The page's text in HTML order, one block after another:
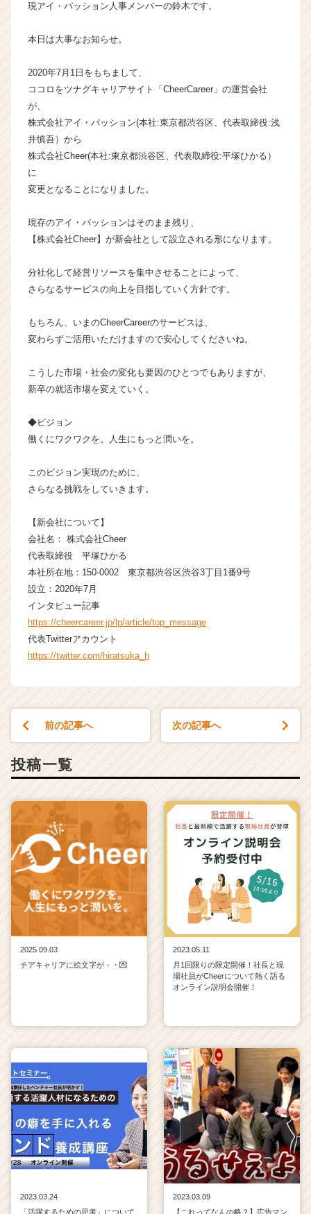
ー・
長
業
か
カ
ト
届
サ
ト
チ
キ
リ
（C
h
r
r
e
現アイ・パッション人事メンバーの鈴木です。
本日は大事なお知らせ。
2020年7月1日をもちまして、
ココロをツナグキャリアサイト「CheerCareer」の運営会社
が、
株式会社アイ・パッション(本社:東京都渋谷区、代表取締役:浅
井慎吾）から
株式会社Cheer(本社:東京都渋谷区、代表取締役:平塚ひかる）
に
変更となることになりました。
現存のアイ・パッションはそのまま残り、
【株式会社Cheer】が新会社として設立される形になります。
分社化して経営リソースを集中させることによって、
さらなるサービスの向上を目指していく方針です。
もちろん、いまのCheerCareerのサービスは、
変わらずご活用いただけますので安心してくださいね。
こうした市場・社会の変化も要因のひとつでもありますが、
新卒の就活市場を変えていく。
◆ビジョン
働くにワクワクを。人生にもっと潤いを。
このビジョン実現のために、
さらなる挑戦をしていきます。
【新会社について】
会社名： 株式会社Cheer
代表取締役 平塚ひかる
本社所在地：150-0002 東京都渋谷区渋谷3丁目1番9号
設立：2020年7月
インタビュー記事
https://cheercareer.jp/lp/article/top_message
代表Twitterアカウント
https://twitter.com/hiratsuka_h
前の記事へ 次の記事へ
投稿一覧
2025.09.03
チアキャリアに絵文字が・・💌
2023.05.11
月1回限りの限定開催！社長と現
場社員がCheerについて熱く語る
オンライン説明会開催！
2023.03.24
「活躍するための思考」について
2023.03.09
【これってなんの略？】広告マン